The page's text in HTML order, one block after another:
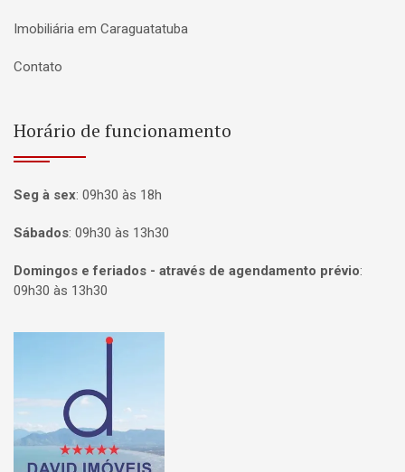
Imobiliária em Caraguatatuba
Contato
Horário de funcionamento
Seg à sex: 09h30 às 18h
Sábados: 09h30 às 13h30
Domingos e feriados - através de agendamento prévio:
09h30 às 13h30
Página inicial